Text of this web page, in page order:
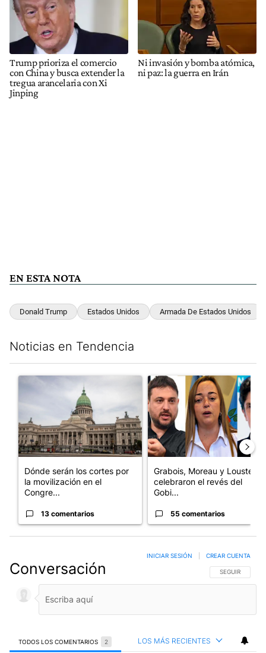
Trump prioriza el comercio
con China y busca extender la
tregua arancelaria con Xi
Jinping
Ni invasión y bomba atómica,
ni paz: la guerra en Irán
EN ESTA NOTA
Donald Trump Estados Unidos Armada De Estados Unidos
Noticias en Tendencia
Un artículo de tendencia con el título "Dónde serán los cortes
Dónde serán los cortes por
la movilización en el
Congre...
13 comentarios
Un artículo de tendencia con
Grabois, Moreau y Lousteau
celebraron el revés del
Gobi...
55 comentarios
Conversación SIGA ESTA
SEGUIR
INICIAR SESIÓN CREAR CUENTA
TODOS LOS COMENTARIOS 2 LOS MÁS RECIENTES